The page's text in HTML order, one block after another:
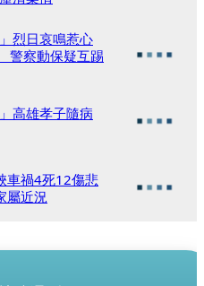
烈日哀鳴惹心
警察動保疑互踢
高雄孝子隨病
車禍4死12傷悲
屬近況